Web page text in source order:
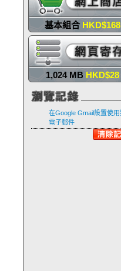
基本組合 HKD$168
銀組合HKD$388
金組合HKD$468
1,024 MB HKD$28
2 GBHKD$38
在Google Gmail設置使
電子郵件